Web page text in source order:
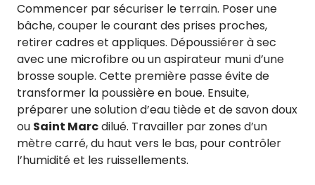
Commencer par sécuriser le terrain. Poser une
bâche, couper le courant des prises proches,
retirer cadres et appliques. Dépoussiérer à sec
avec une microfibre ou un aspirateur muni d’une
brosse souple. Cette première passe évite de
transformer la poussière en boue. Ensuite,
préparer une solution d’eau tiède et de savon doux
ou Saint Marcdilué. Travailler par zones d’un
mètre carré, du haut vers le bas, pour contrôler
l’humidité et les ruissellements.